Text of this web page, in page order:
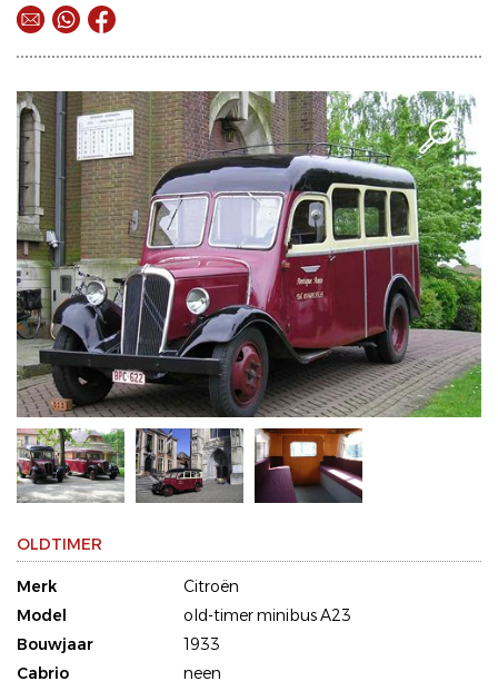
OLDTIMER
Merk
Citroën
Model
old-timer minibus A23
Bouwjaar
1933
Cabrio
neen